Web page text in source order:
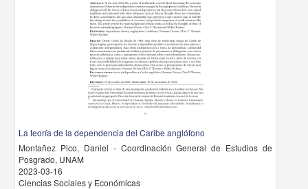
La teoría de la dependencia del Caribe anglófono
Montañez Pico, Daniel - Coordinación General de Estudios de
Posgrado, UNAM
2023-03-16
Ciencias Sociales y Económicas